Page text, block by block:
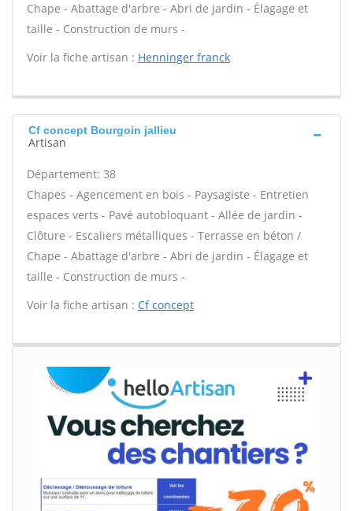
Chape - Abattage d'arbre - Abri de jardin - Élagage et
taille - Construction de murs -
Voir la fiche artisan : Henninger franck
Cf concept Bourgoin jallieu
Artisan
Département: 38
Chapes - Agencement en bois - Paysagiste - Entretien
espaces verts - Pavé autobloquant - Allée de jardin -
Clôture - Escaliers métalliques - Terrasse en béton /
Chape - Abattage d'arbre - Abri de jardin - Élagage et
taille - Construction de murs -
Voir la fiche artisan : Cf concept